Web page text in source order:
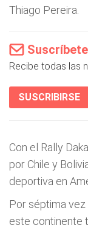
Thiago Pereira.
Recibe todas las
SUSCRIBIRSE
Con el Rally
por Chile y
deportiva en
Por séptima
este continente